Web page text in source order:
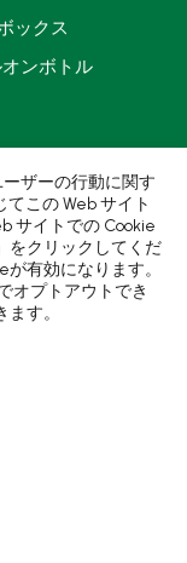
ックス
ンボトル
ザーの行動に関す
この Web サイト
サイトでの Cookie
」をクリックしてくだ
有効になります。
オプトアウトでき
す。